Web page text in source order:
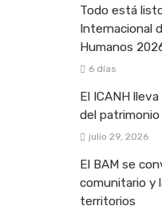
Todo está
Internacional
Humanos
6 días
El ICANH
del
julio 29, 2026
El BAM se
comunitario y
territorios